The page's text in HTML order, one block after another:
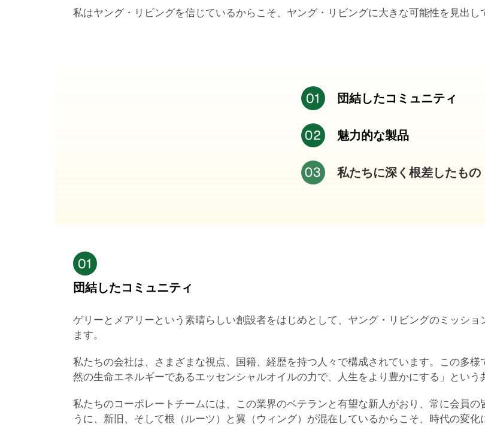
私はヤング・リビングを信じているからこそ、ヤング・リビングに大きな可能性を見出し
団結したコミュニティ
魅力的な製品
私たちに深く根差したもの
団結したコミュニティ
ゲリーとメアリーという素晴らしい創設者をはじめとして、ヤング・リビングのミッシ
ます。
私たちの会社は、さまざまな視点、国籍、経歴を持つ人々で構成されています。この多
然の生命エネルギーであるエッセンシャルオイルの力で、人生をより豊かにする」という
私たちのコーポレートチームには、この業界のベテランと有望な新人がおり、常に会員
うに、新旧、そして根（ルーツ）と翼（ウィング）が混在しているからこそ、時代の変化